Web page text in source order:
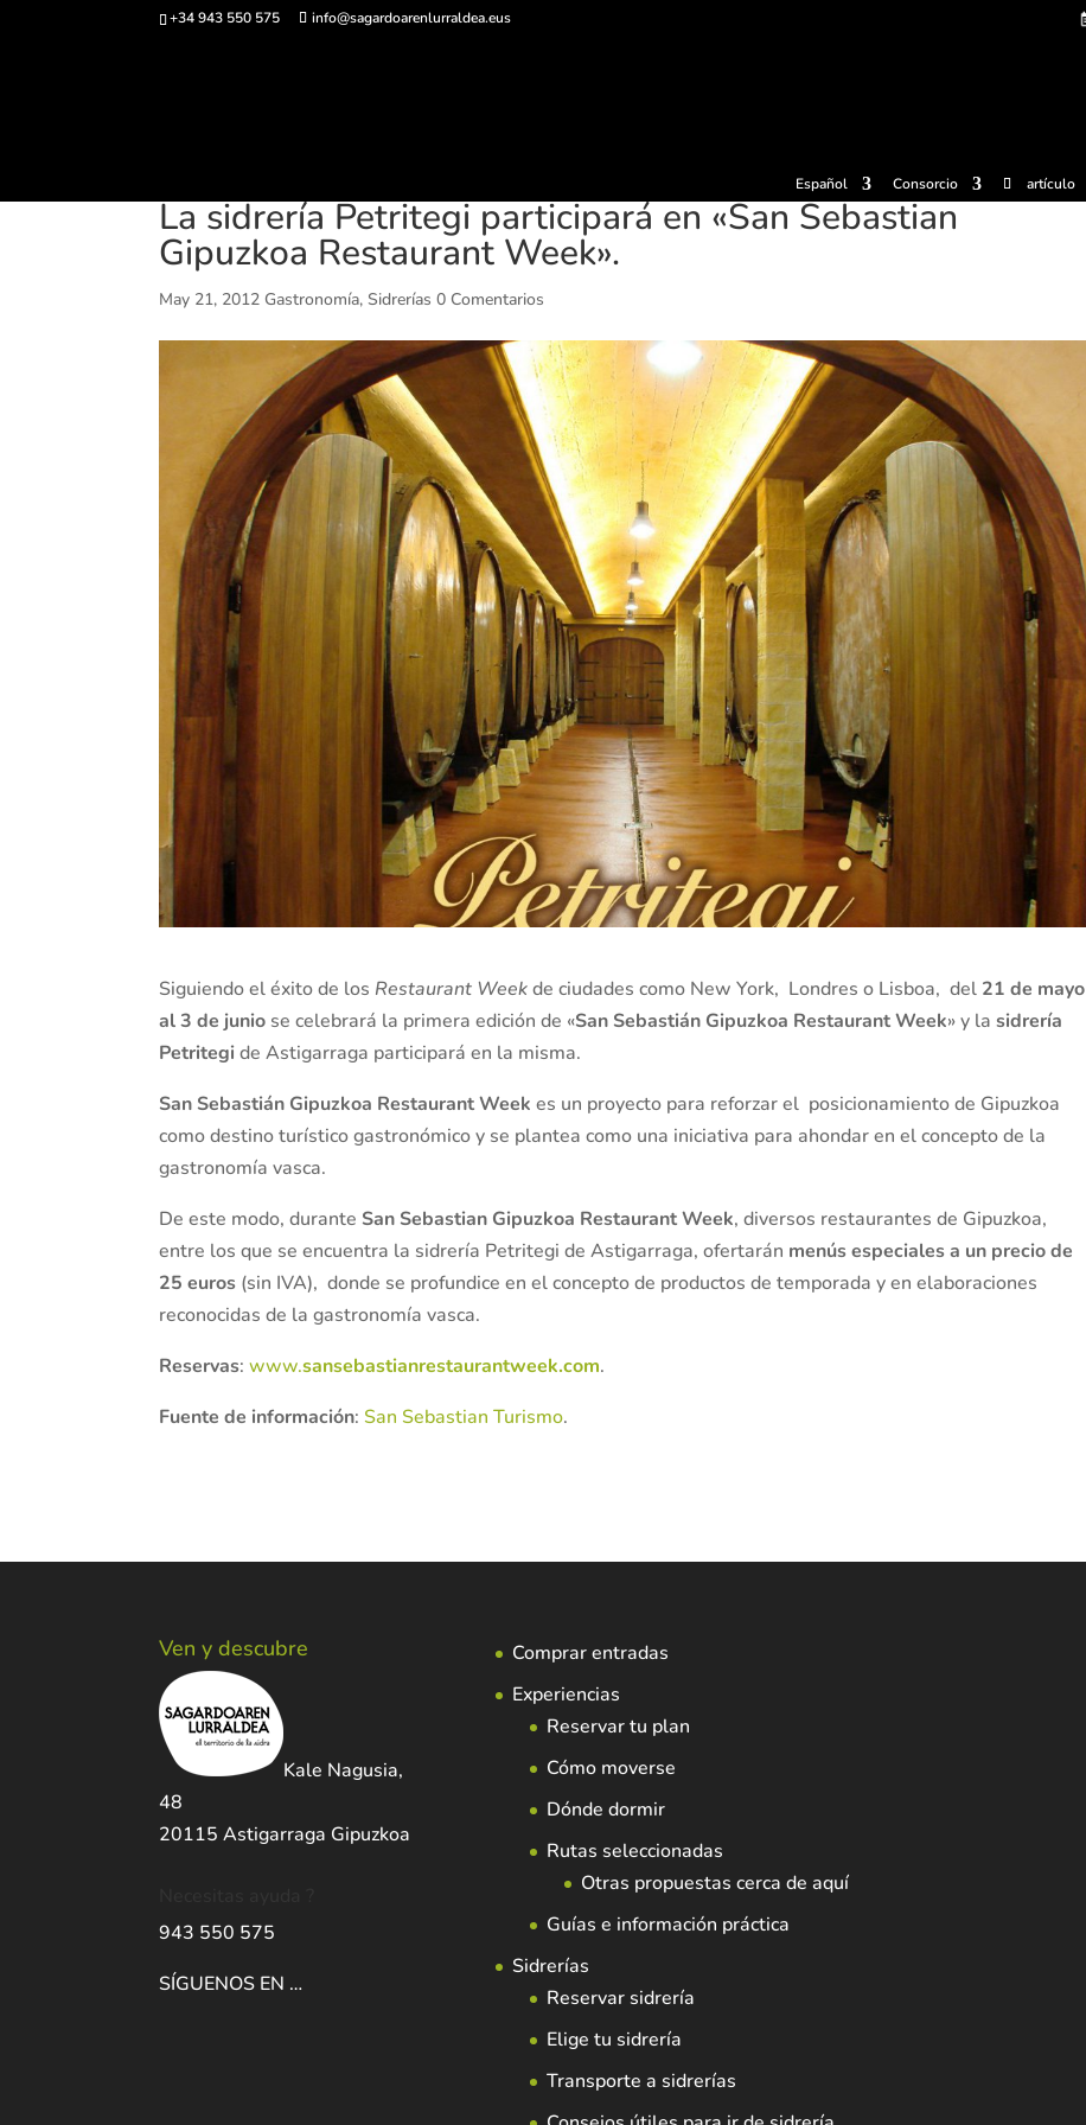
+34 943 550 575 info@sagardoarenlurraldea.eus
Español Consorcio artículo
La sidrería Petritegi participará en «San Sebastian
Gipuzkoa Restaurant Week».
May 21, 2012 Gastronomía,Sidrerías 0 Comentarios
Siguiendo el éxito de los Restaurant Weekde ciudades como New York, Londres o Lisboa, del 21 de mayo
al 3 de junio se celebrará la primera edición de «San Sebastián Gipuzkoa Restaurant Week» y lasidrería
Petritegide Astigarraga participará en la misma.
San Sebastián Gipuzkoa Restaurant Weekes un proyecto para reforzar el posicionamiento de Gipuzkoa
como destino turístico gastronómico y se plantea como una iniciativa para ahondar en el concepto de la
gastronomía vasca.
De este modo, durante San Sebastian Gipuzkoa Restaurant Week, diversos restaurantes de Gipuzkoa,
entre los que se encuentra la sidrería Petritegi de Astigarraga, ofertarán menús especiales a un precio de
25 euros (sin IVA), donde se profundice en el concepto de productos de temporada y en elaboraciones
reconocidas de la gastronomía vasca.
Reservas:www.sansebastianrestaurantweek.com.
Fuente de información:San Sebastian Turismo.
Ven y descubre
Kale Nagusia,
48
20115 Astigarraga Gipuzkoa
943 550 575
SÍGUENOS EN …
Comprar entradas
Experiencias
Reservar tu plan
Cómo moverse
Dónde dormir
Rutas seleccionadas
Otras propuestas cerca de aquí
Guías e información práctica
Sidrerías
Reservar sidrería
Elige tu sidrería
Transporte a sidrerías